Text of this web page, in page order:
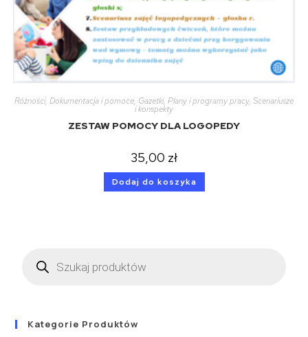
Różności, Dokumentacja i pomoce, Gazetki, Plany i programy pracy, Scenariusze
i konspekty
ZESTAW POMOCY DLA LOGOPEDY
35,00 zł
Dodaj do koszyka
Kategorie Produktów